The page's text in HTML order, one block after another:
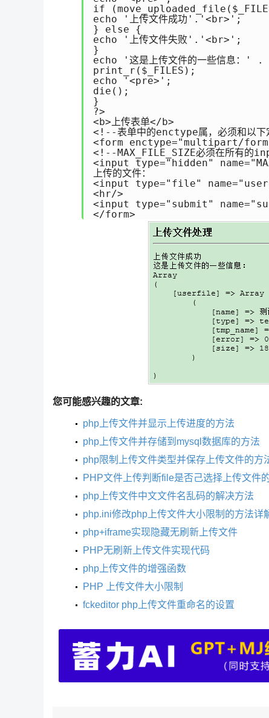
if
echo '上传文件成功'.'<br>';
} else {
echo '上传文件失败'.'<br>';
}
echo '这是上传文件的一些信息：
print_r($_FILES);
echo '<pre>';
die();
}
?>
<b>上传表单</b>
<!--表单中的enctype属，必须和以下
<form enctype="multipart/
<!--MAX_FILE_SIZE必须在所有的
<input type="hidden"
上传的文件：
<input type="file"
<hr/>
<input type="submit"
</form>
您可能感兴趣的文章:
php上传文件并显示上传进度的方法
php上传文件并存储到mysql数据库的方法
php限制上传文件类型并保存上传文件的方
PHP文件上传判断file是否己选择上传文件
php上传文件中文文件名乱码的解决方法
php.ini修改php上传文件大小限制的方法详
php+iframe实现隐藏无刷新上传文件
PHP无刷新上传文件实现代码
php上传文件的增强函数
PHP 上传文件大小限制
fckeditor php上传文件重命名的设置